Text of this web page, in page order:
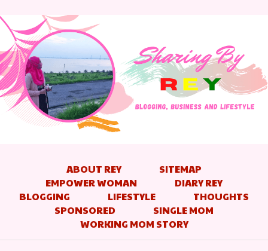
ABOUT REY
SITEMAP
EMPOWER WOMAN
DIARY REY
BLOGGING
LIFESTYLE
THOUGHTS
SPONSORED
SINGLE MOM
WORKING MOM STORY